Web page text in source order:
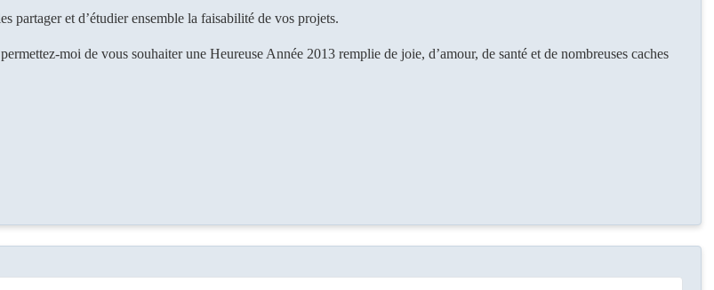
partager et d’étudier ensemble la faisabilité de vos projets.
moi de vous souhaiter une Heureuse Année 2013 remplie de joie, d’amour, de santé et de nombreuses caches